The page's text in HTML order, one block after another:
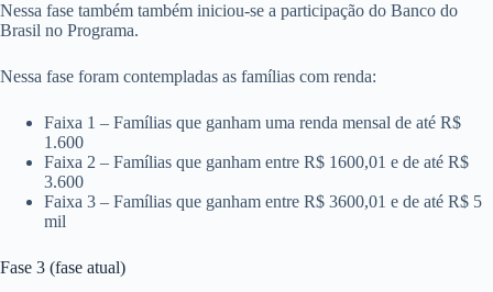
Nessa fase também também iniciou-se a participação do Banco do
Brasil no Programa.
Nessa fase foram contempladas as famílias com renda:
Faixa 1 – Famílias que ganham uma renda mensal de até R$
1.600
Faixa 2 – Famílias que ganham entre R$ 1600,01 e de até R$
3.600
Faixa 3 – Famílias que ganham entre R$ 3600,01 e de até R$ 5
mil
Fase 3 (fase atual)